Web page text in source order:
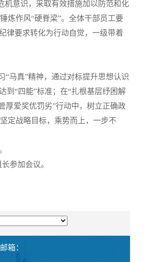
机意识，采取有效措施加以防范和化
炼作风“硬脊梁”。全体干部员工要
律要求转化为行动自觉，一级带着
“马真”精神，通过对标提升思想认识
到“四能”标准；在“扎根基层纾困解
厚爱奖优罚劣”行动中，树立正确政
定战略目标，乘势而上，一步不
参加会议。
箱：